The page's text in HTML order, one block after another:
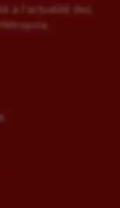
à l'actualité des